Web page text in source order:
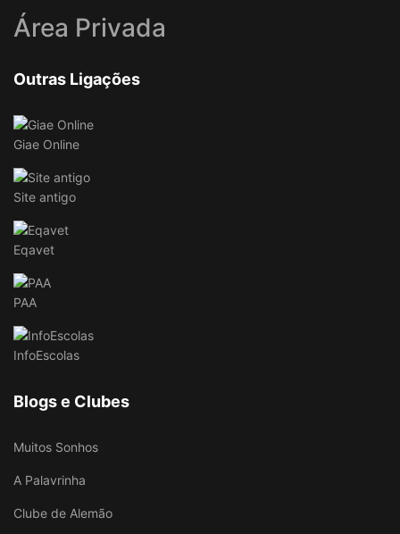
Área Privada
Outras Ligações
Giae Online
Site antigo
Eqavet
PAA
InfoEscolas
Blogs e Clubes
Muitos Sonhos
A Palavrinha
Clube de Alemão